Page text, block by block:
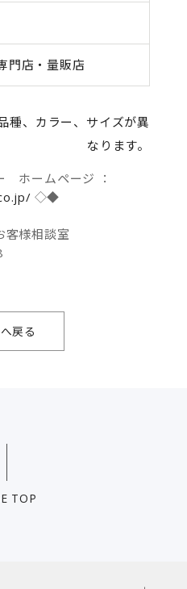
門店・量販店
種、カラー、サイズが異
なります。
ホームページ ：
◇◆
客様相談室
戻る
TOP